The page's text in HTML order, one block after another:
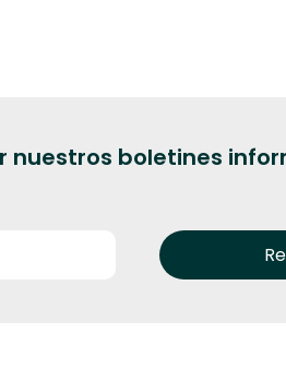
nuestros boletines